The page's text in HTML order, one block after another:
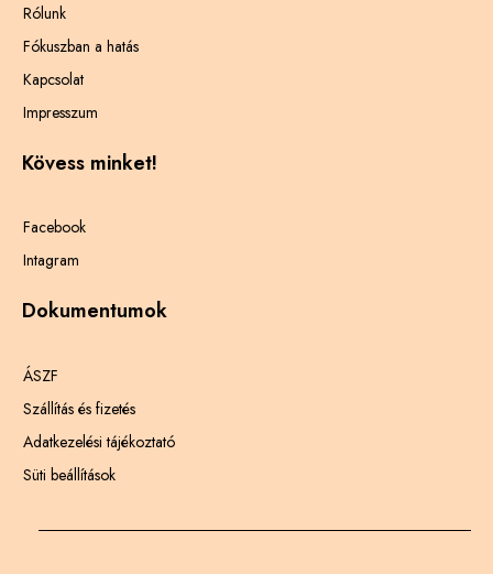
Rólunk
Fókuszban a hatás
Kapcsolat
Impresszum
Kövess minket!
Facebook
Intagram
Dokumentumok
ÁSZF
Szállítás és fizetés
Adatkezelési tájékoztató
Süti beállítások